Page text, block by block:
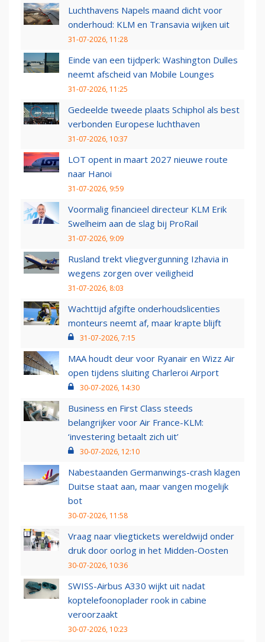
Luchthavens Napels maand dicht voor
onderhoud: KLM en Transavia wijken uit
31-07-2026, 11:28
Einde van een tijdperk: Washington Dulles
neemt afscheid van Mobile Lounges
31-07-2026, 11:25
Gedeelde tweede plaats Schiphol als best
verbonden Europese luchthaven
31-07-2026, 10:37
LOT opent in maart 2027 nieuwe route
naar Hanoi
31-07-2026, 9:59
Voormalig financieel directeur KLM Erik
Swelheim aan de slag bij ProRail
31-07-2026, 9:09
Rusland trekt vliegvergunning Izhavia in
wegens zorgen over veiligheid
31-07-2026, 8:03
Wachttijd afgifte onderhoudslicenties
monteurs neemt af, maar krapte blijft
31-07-2026, 7:15
MAA houdt deur voor Ryanair en Wizz Air
open tijdens sluiting Charleroi Airport
30-07-2026, 14:30
Business en First Class steeds
belangrijker voor Air France-KLM:
‘investering betaalt zich uit’
30-07-2026, 12:10
Nabestaanden Germanwings-crash klagen
Duitse staat aan, maar vangen mogelijk
bot
30-07-2026, 11:58
Vraag naar vliegtickets wereldwijd onder
druk door oorlog in het Midden-Oosten
30-07-2026, 10:36
SWISS-Airbus A330 wijkt uit nadat
koptelefoonoplader rook in cabine
veroorzaakt
30-07-2026, 10:23